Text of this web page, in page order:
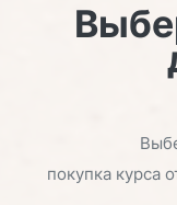
покупка курса